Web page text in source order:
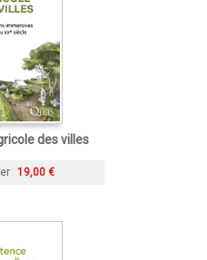
des villes
19,00 €